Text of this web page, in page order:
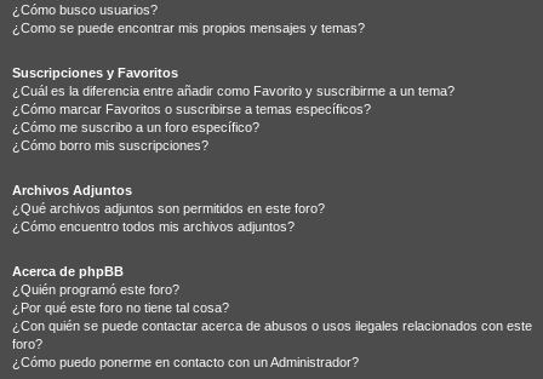
¿Cómo busco usuarios?
¿Como se puede encontrar mis propios mensajes y temas?
Suscripciones y Favoritos
¿Cuál es la diferencia entre añadir como Favorito y suscribirme a un tema?
¿Cómo marcar Favoritos o suscribirse a temas específicos?
¿Cómo me suscribo a un foro específico?
¿Cómo borro mis suscripciones?
Archivos Adjuntos
¿Qué archivos adjuntos son permitidos en este foro?
¿Cómo encuentro todos mis archivos adjuntos?
Acerca de phpBB
¿Quién programó este foro?
¿Por qué este foro no tiene tal cosa?
¿Con quién se puede contactar acerca de abusos o usos ilegales relacionados con este
foro?
¿Cómo puedo ponerme en contacto con un Administrador?